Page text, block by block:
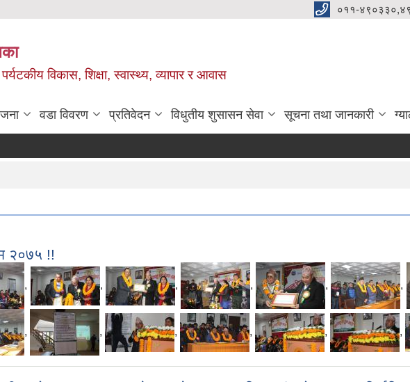
०११-
विकास, शिक्षा, स्वास्थ्य, व्यापार र आवास
वडा विवरण प्रतिवेदन विधुतीय शुसासन सेवा सूचना तथा जानकारी
२०७५ !!
, , , , , ,
, , , , , ,